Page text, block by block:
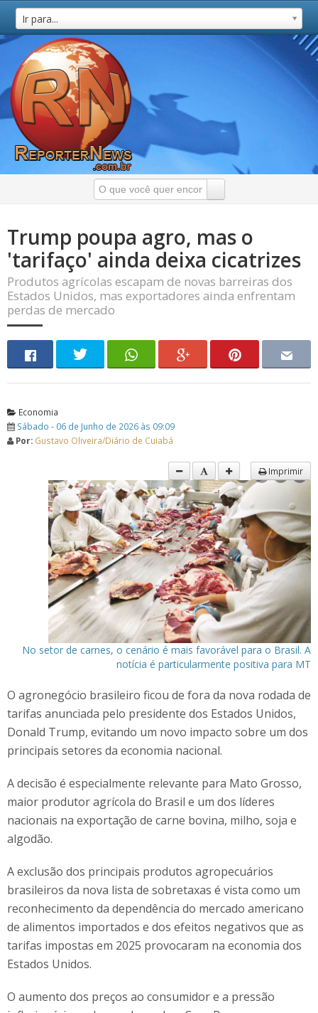
Ir para...
Trump poupa agro, mas o
'tarifaço' ainda deixa cicatrizes
Produtos agrícolas escapam de novas barreiras dos
Estados Unidos, mas exportadores ainda enfrentam
perdas de mercado
Economia
Sábado - 06 de Junho de 2026 às 09:09
Por: Gustavo Oliveira/Diário de Cuiabá
Imprimir
No setor de carnes, o cenário é mais favorável para o Brasil. A
notícia é particularmente positiva para MT
O agronegócio brasileiro ficou de fora da nova rodada de
tarifas anunciada pelo presidente dos Estados Unidos,
Donald Trump, evitando um novo impacto sobre um dos
principais setores da economia nacional.
A decisão é especialmente relevante para Mato Grosso,
maior produtor agrícola do Brasil e um dos líderes
nacionais na exportação de carne bovina, milho, soja e
algodão.
A exclusão dos principais produtos agropecuários
brasileiros da nova lista de sobretaxas é vista como um
reconhecimento da dependência do mercado americano
de alimentos importados e dos efeitos negativos que as
tarifas impostas em 2025 provocaram na economia dos
Estados Unidos.
O aumento dos preços ao consumidor e a pressão